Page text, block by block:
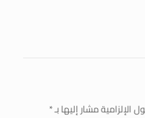
الإلزامية مشار إليها بـ*